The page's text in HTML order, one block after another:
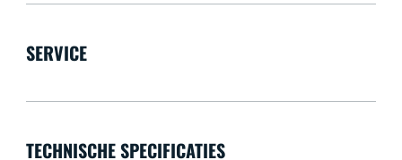
SERVICE
TECHNISCHE SPECIFICATIES